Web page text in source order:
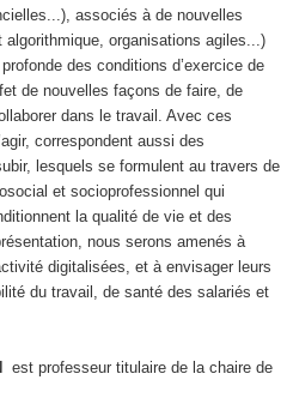
associés à de nouvelles
organisations agiles...)
des conditions d’exercice de
de nouvelles façons de faire, de
dans le travail. Avec ces
correspondent aussi des
lesquels se formulent au travers de
et socioprofessionnel qui
la qualité de vie et des
nous serons amenés à
digitalisées, et à envisager leurs
du travail, de santé des salariés et
est professeur titulaire de la chaire de